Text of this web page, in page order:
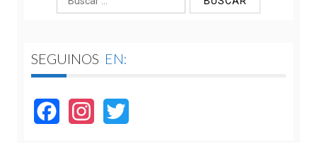
SEGUINOS EN:
FacebookInstagram